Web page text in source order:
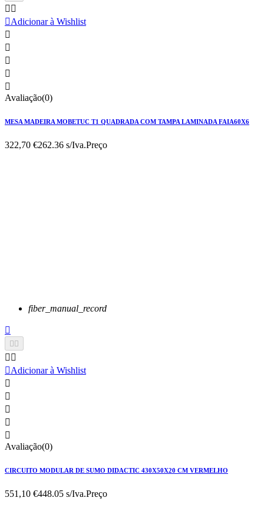
 
Adicionar à Wishlist





Avaliação(0)
MESA MADEIRA MOBETUC T1 QUADRADA COM TAMPA LAMINADA FAIA60X6
322,70 €262.36 s/Iva.Preço
fiber_manual_record

 
 
Adicionar à Wishlist





Avaliação(0)
CIRCUITO MODULAR DE SUMO DIDACTIC 430X50X20 CM VERMELHO
551,10 €448.05 s/Iva.Preço